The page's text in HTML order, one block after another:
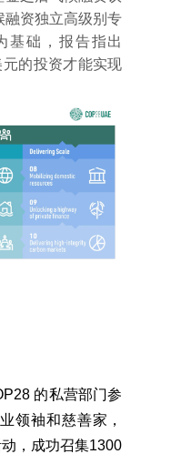
融资独立高级别专
基础，报告指出
的投资才能实现
的私营部门参
领袖和慈善家，
，成功召集1300